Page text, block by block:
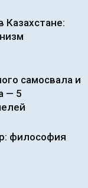
Казахстане:
самосвала и
— 5
философия